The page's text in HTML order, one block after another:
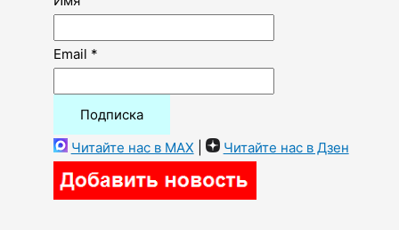
Email *
Читайте нас в MAX Читайте нас в Дзен